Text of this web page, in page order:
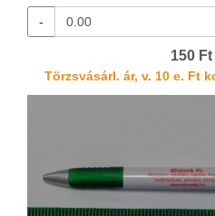
-
150 Ft
Törzsvásárl. ár, v. 10 e. Ft